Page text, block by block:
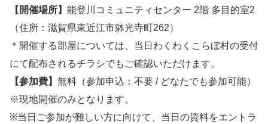
【開催場所】 能登川コミュニティセンター 2階 多目的室2
（住所：滋賀県東近江市躰光寺町262）
＊開催する部屋については、当日わくわくこらぼ村の受付
にて配布されるチラシでもご確認いただけます。
【参加費】 無料（参加申込：不要 / どなたでも参加可能）
※現地開催のみとなります。
※当日ご参加が難しい方に向けて、当日の資料をエントラ